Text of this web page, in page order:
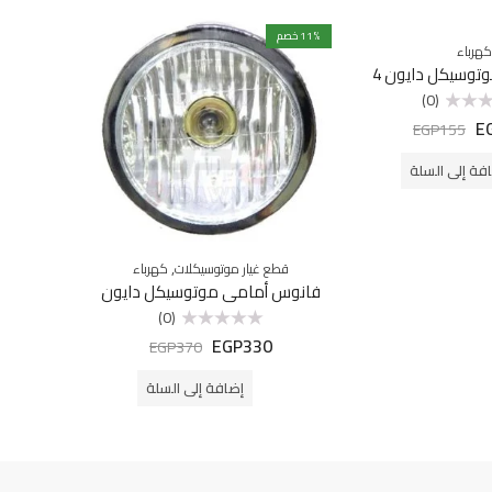
كهرباء
دايون 4
(0)
EGP155
إلى السلة
11% خصم
قطع غيار موتوسيكلات,كهرباء
فانوس أمامي موتوسيكل دايون
التقييم
(0)
EGP330
EGP370
إضافة إلى السلة